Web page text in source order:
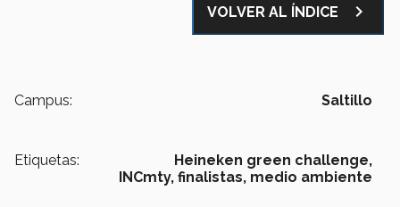
VOLVER AL ÍNDICE navigate_next
Campus: Saltillo
Etiquetas:
Heineken green challenge,
INCmty, finalistas, medio ambiente